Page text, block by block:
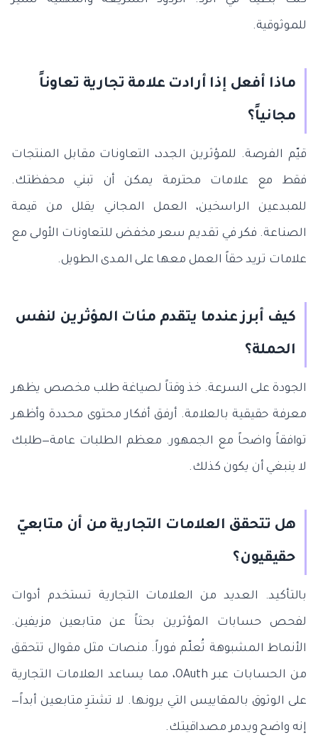
للموثوقية.
ماذا أفعل إذا أرادت علامة تجارية تعاوناً
مجانياً؟
قيّم الفرصة. للمؤثرين الجدد، التعاونات مقابل المنتجات
فقط مع علامات محترمة يمكن أن تبني محفظتك.
للمبدعين الراسخين، العمل المجاني يقلل من قيمة
الصناعة. فكر في تقديم سعر مخفض للتعاونات الأولى مع
علامات تريد حقاً العمل معها على المدى الطويل.
كيف أبرز عندما يتقدم مئات المؤثرين لنفس
الحملة؟
الجودة على السرعة. خذ وقتاً لصياغة طلب مخصص يظهر
معرفة حقيقية بالعلامة. أرفق أفكار محتوى محددة وأظهر
توافقاً واضحاً مع الجمهور. معظم الطلبات عامة—طلبك
لا ينبغي أن يكون كذلك.
هل تتحقق العلامات التجارية من أن متابعيّ
حقيقيون؟
بالتأكيد. العديد من العلامات التجارية تستخدم أدوات
لفحص حسابات المؤثرين بحثاً عن متابعين مزيفين.
الأنماط المشبوهة تُعلّم فوراً. منصات مثل مقوال تتحقق
من الحسابات عبر OAuth، مما يساعد العلامات التجارية
على الوثوق بالمقاييس التي يرونها. لا تشترِ متابعين أبداً—
إنه واضح ويدمر مصداقيتك.